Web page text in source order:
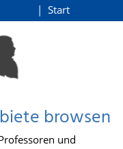
Start
browsen
und